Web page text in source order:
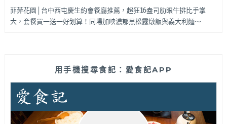
菲菲花園│台中西屯慶生約會餐廳推薦，超狂16盎司肋眼牛排比手掌
大，套餐買一送一好划算！同場加映濃郁黑松露燉飯與義大利麵～
用手機搜尋食記：愛食記APP